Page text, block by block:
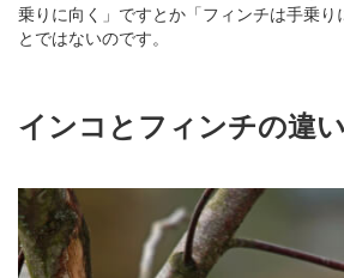
乗りに向く」ですとか「フィンチは手乗り
とではないのです。
インコとフィンチの違